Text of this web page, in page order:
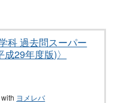
科 過去問スーパー
29年度版)〉
ヨメレバ